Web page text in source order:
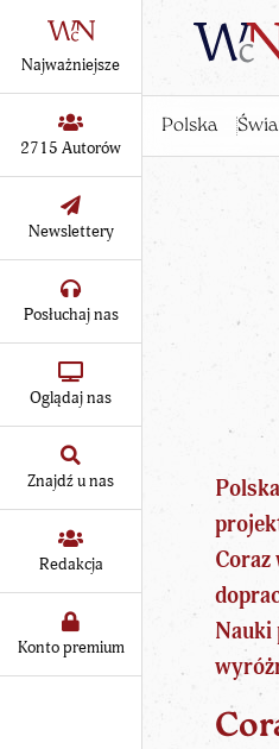
Polska
Najważniejsze
2715 Autorów
Newslettery
Posłuchaj nas
Oglądaj nas
Znajdź u nas
Redakcja
Konto premium
Nauki